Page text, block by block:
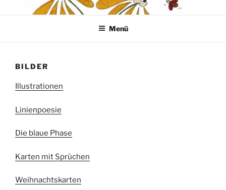
WILLKOMMEN IN MEINER
WELT DER PHANTASIETIERE
Grafiken * Collagen * Acrylbilder von Carola Riese aus Kassel
Menü
BILDER
Illustrationen
Linienpoesie
Die blaue Phase
Karten mit Sprüchen
Weihnachtskarten